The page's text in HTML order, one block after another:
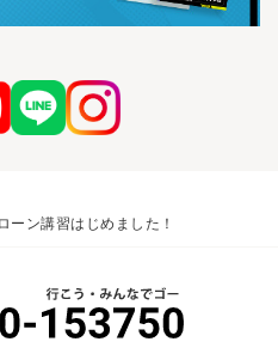
ーン講習はじめました！